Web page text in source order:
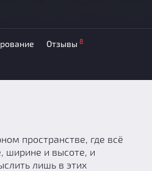
Отзывы 8
пространстве, где всё
ширине и высоте, и
лишь в этих